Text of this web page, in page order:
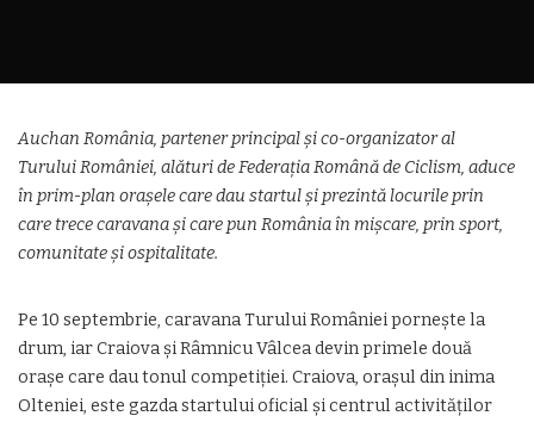
Auchan România, partener principal și co-organizator al
Turului României, alături de Federația Română de Ciclism, aduce
în prim-plan orașele care dau startul și prezintă locurile prin
care trece caravana și care pun România în mișcare, prin sport,
comunitate și ospitalitate.
Pe 10 septembrie, caravana Turului României pornește la
drum, iar Craiova și Râmnicu Vâlcea devin primele două
orașe care dau tonul competiției. Craiova, orașul din inima
Olteniei, este gazda startului oficial și centrul activităților